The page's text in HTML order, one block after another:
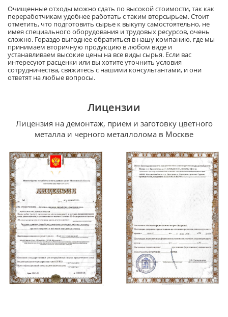
Очищенные отходы можно сдать по высокой стоимости, так как
переработчикам удобнее работать с таким вторсырьем. Стоит
отметить, что подготовить сырье к выкупу самостоятельно, не
имея специального оборудования и трудовых ресурсов, очень
сложно. Гораздо выгоднее обратиться в нашу компанию, где мы
принимаем вторичную продукцию в любом виде и
устанавливаем высокие цены на все виды сырья. Если вас
интересуют расценки или вы хотите уточнить условия
сотрудничества, свяжитесь с нашими консультантами, и они
ответят на любые вопросы.
Лицензии
Лицензия на демонтаж, прием и заготовку цветного
металла и черного металлолома в Москве